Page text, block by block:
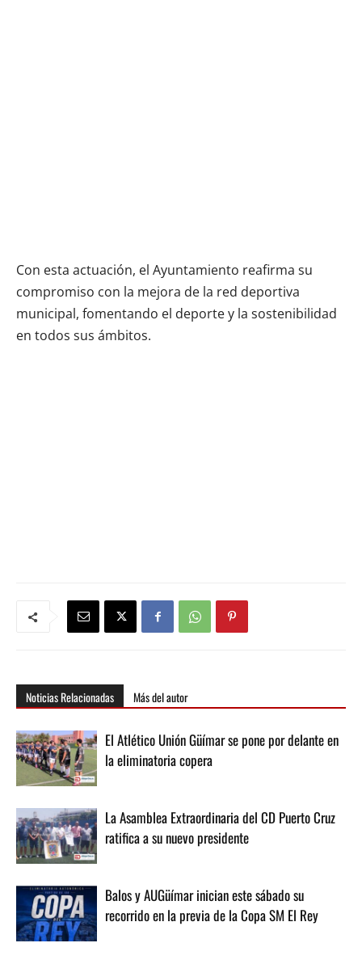
Con esta actuación, el Ayuntamiento reafirma su
compromiso con la mejora de la red deportiva
municipal, fomentando el deporte y la sostenibilidad
en todos sus ámbitos.
Noticias Relacionadas Más del autor
El Atlético Unión Güímar se pone por delante en
la eliminatoria copera
La Asamblea Extraordinaria del CD Puerto Cruz
ratifica a su nuevo presidente
Balos y AUGüímar inician este sábado su
recorrido en la previa de la Copa SM El Rey